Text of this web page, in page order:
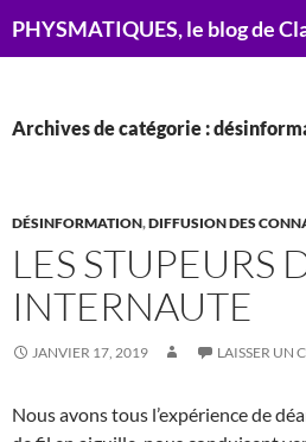
Archives de catégorie :
DÉSINFORMATION,DIFFUSION DES
LES STUPEURS
INTERNAUTE
JANVIER 17, 2019 LAISSER UN
Nous avons tous l’expérience de